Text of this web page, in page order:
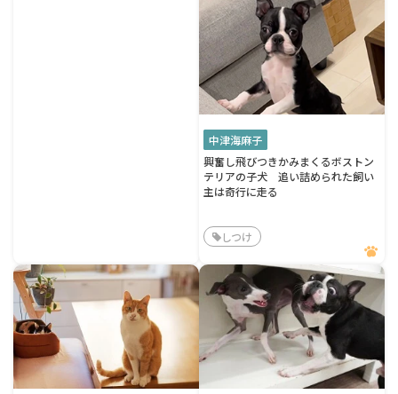
中津海麻子
興奮し飛びつきかみまくるボストン
テリアの子犬 追い詰められた飼い
主は奇行に走る
しつけ